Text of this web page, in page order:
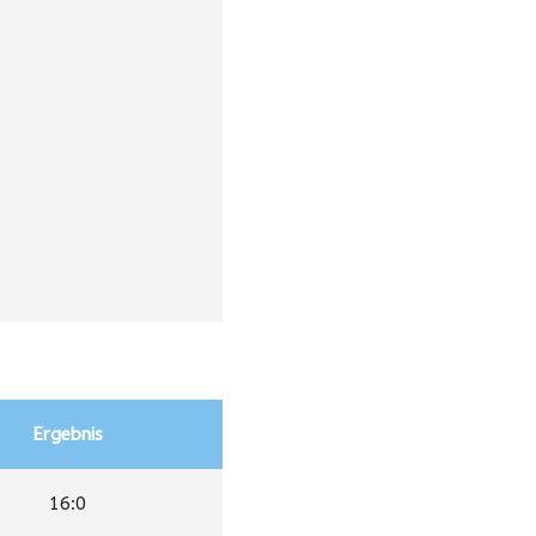
Ergebnis
16:0